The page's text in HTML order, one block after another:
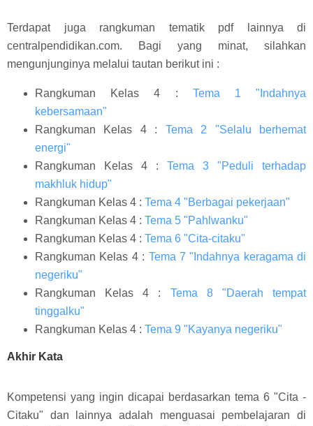
Terdapat juga rangkuman tematik pdf lainnya di
centralpendidikan.com. Bagi yang minat, silahkan
mengunjunginya melalui tautan berikut ini :
Rangkuman Kelas 4 : Tema 1 "Indahnya
kebersamaan"
Rangkuman Kelas 4 : Tema 2 "Selalu berhemat
energi"
Rangkuman Kelas 4 : Tema 3 "Peduli terhadap
makhluk hidup"
Rangkuman Kelas 4 : Tema 4 "Berbagai pekerjaan"
Rangkuman Kelas 4 : Tema 5 "Pahlwanku"
Rangkuman Kelas 4 : Tema 6 "Cita-citaku"
Rangkuman Kelas 4 : Tema 7 "Indahnya keragama di
negeriku"
Rangkuman Kelas 4 : Tema 8 "Daerah tempat
tinggalku"
Rangkuman Kelas 4 : Tema 9 "Kayanya negeriku"
Akhir Kata
Kompetensi yang ingin dicapai berdasarkan tema 6 "Cita -
Citaku" dan lainnya adalah menguasai pembelajaran di